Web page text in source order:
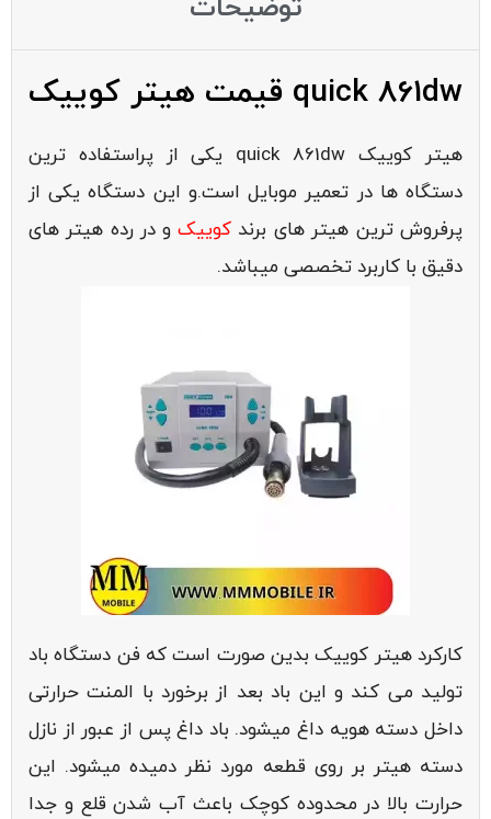
توضیحات
قیمت هیتر کوییک quick 861dw
هیتر کوییک quick 861dw یکی از پراستفاده ترین
دستگاه ها در تعمیر موبایل است.و این دستگاه یکی از
پرفروش ترین هیتر های برند کوییک و در رده هیتر های
دقیق با کاربرد تخصصی میباشد.
کارکرد هیتر کوییک بدین صورت است که فن دستگاه باد
تولید می کند و این باد بعد از برخورد با المنت حرارتی
داخل دسته هویه داغ میشود. باد داغ پس از عبور از نازل
دسته هیتر بر روی قطعه مورد نظر دمیده میشود. این
حرارت بالا در محدوده کوچک باعث آب شدن قلع و جدا